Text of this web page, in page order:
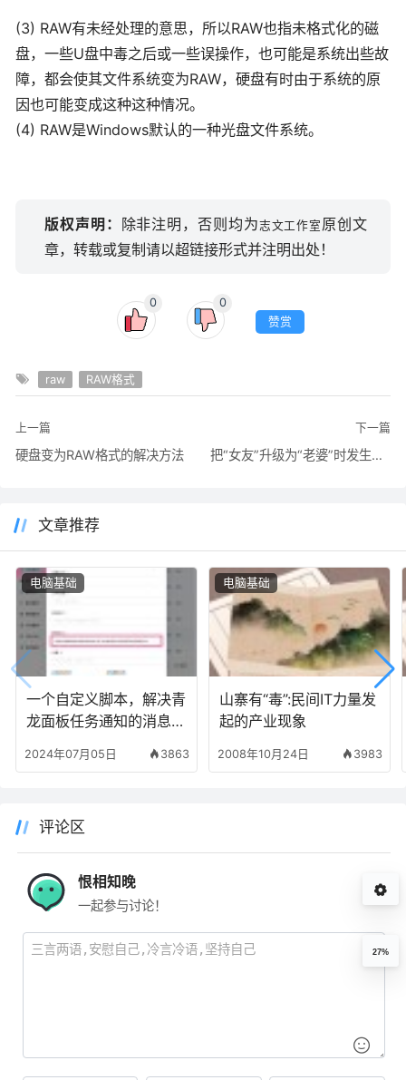
(3) RAW有未经处理的意思，所以RAW也指未格式化的磁
盘，一些U盘中毒之后或一些误操作，也可能是系统出些故
障，都会使其文件系统变为RAW，硬盘有时由于系统的原
因也可能变成这种这种情况。
(4) RAW是Windows默认的一种光盘文件系统。
版权声明： 除非注明，否则均为志文工作室 原创文
章，转载或复制请以超链接形式并注明出处！
0
0
赞赏
raw RAW格式
上一篇
硬盘变为RAW格式的解决方法
下一篇
把“女友”升级为“老婆”时发生的BUG
文章推荐
一个自定义脚本，解决青
龙面板任务通知的消息轰
2024年07月05日 3863
电脑基础
山寨有“毒”:民间IT力量发
起的产业现象
2008年10月24日 3983
电脑基础
评论区
恨相知晚
一起参与讨论！
27%